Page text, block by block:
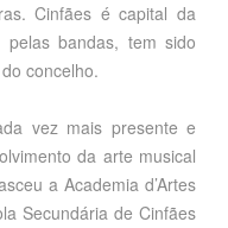
Cinfães é capital da
bandas, tem sido
concelho.
vez mais presente e
da arte musical
a Academia d’Artes
Secundária de Cinfães